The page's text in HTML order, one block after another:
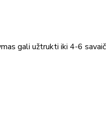
gali užtrukti iki 4-6